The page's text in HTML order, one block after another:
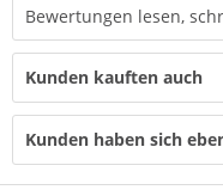
Bewertungen lesen,
Kunden kauften auch
Kunden haben sich